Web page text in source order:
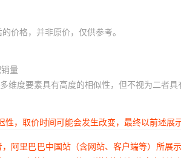
价格，并非原价，仅供参考。
量
度要素具有高度的相似性，但不视为二者具
，取价时间可能会发生改变，最终以前述展
阿里巴巴中国站（含网站、客户端等）所